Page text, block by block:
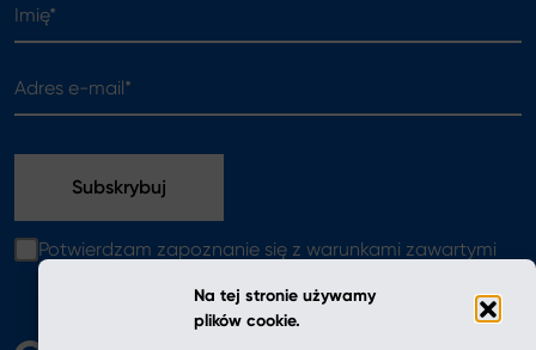
Na tej stronie używamy
plików cookie.
Adres e-mail*
Potwierdzam zapoznanie się z warunkami zawartymi